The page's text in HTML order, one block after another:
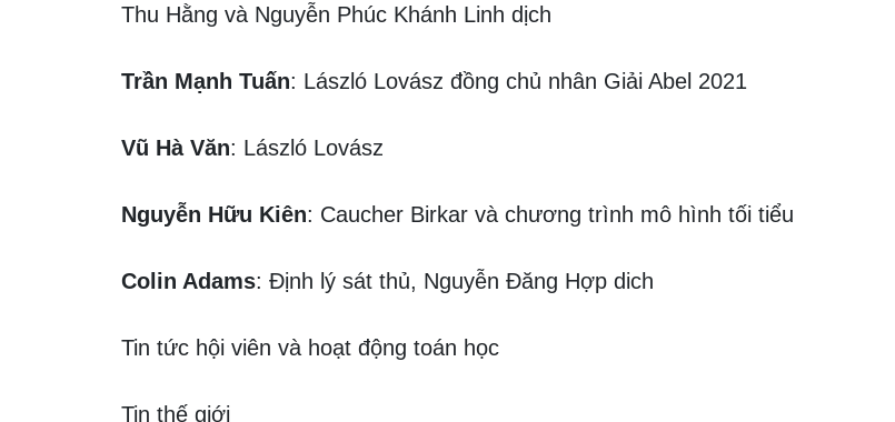
Thu Hằng và Nguyễn Phúc Khánh Linh dịch
Trần Mạnh Tuấn: László Lovász đồng chủ nhân Giải Abel 2021
Vũ Hà Văn: László Lovász
Nguyễn Hữu Kiên: Caucher Birkar và chương trình mô hình tối tiểu
Colin Adams: Định lý sát thủ, Nguyễn Đăng Hợp dich
Tin tức hội viên và hoạt động toán học
Tin thế giới